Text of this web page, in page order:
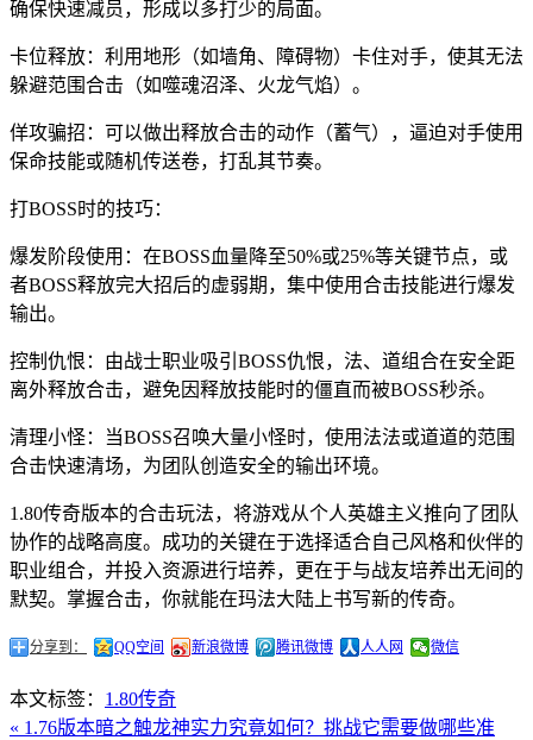
确保快速减员，形成以多打少的局面。
卡位释放：利用地形（如墙角、障碍物）卡住对手，使其无法
躲避范围合击（如噬魂沼泽、火龙气焰）。
佯攻骗招：可以做出释放合击的动作（蓄气），逼迫对手使用
保命技能或随机传送卷，打乱其节奏。
打BOSS时的技巧：
爆发阶段使用：在BOSS血量降至50%或25%等关键节点，或
者BOSS释放完大招后的虚弱期，集中使用合击技能进行爆发
输出。
控制仇恨：由战士职业吸引BOSS仇恨，法、道组合在安全距
离外释放合击，避免因释放技能时的僵直而被BOSS秒杀。
清理小怪：当BOSS召唤大量小怪时，使用法法或道道的范围
合击快速清场，为团队创造安全的输出环境。
1.80传奇版本的合击玩法，将游戏从个人英雄主义推向了团队
协作的战略高度。成功的关键在于选择适合自己风格和伙伴的
职业组合，并投入资源进行培养，更在于与战友培养出无间的
默契。掌握合击，你就能在玛法大陆上书写新的传奇。
分享到： QQ空间 新浪微博 腾讯微博 人人网 微信
本文标签： 1.80传奇
« 1.76版本暗之触龙神实力究竟如何？挑战它需要做哪些准